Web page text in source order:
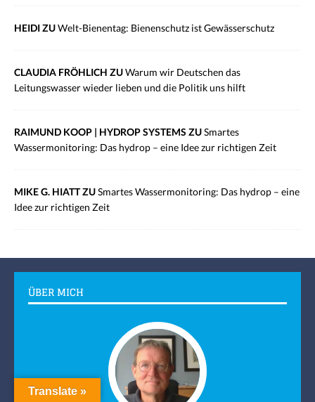
HEIDI ZUWelt-Bienentag: Bienenschutz ist Gewässerschutz
CLAUDIA FRÖHLICH ZUWarum wir Deutschen das
Leitungswasser wieder lieben und die Politik uns hilft
RAIMUND KOOP | HYDROP SYSTEMS ZUSmartes
Wassermonitoring: Das hydrop – eine Idee zur richtigen Zeit
MIKE G. HIATT ZUSmartes Wassermonitoring: Das hydrop – eine
Idee zur richtigen Zeit
ÜBER MICH
Translate »